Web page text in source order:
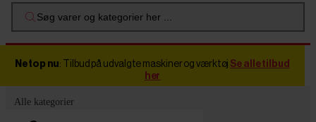
Søg varer og kategorier her ...
Netop nu: Tilbud på udvalgte maskiner og værktøj Se alle tilbud
her
Alle kategorier